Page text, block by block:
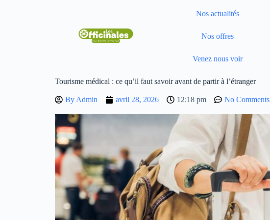
Nos actualités
Nos offres
Venez nous voir
Tourisme médical : ce qu’il faut savoir avant de partir à l’étranger
By Admin avril 28, 2026 12:18 pm No Comments